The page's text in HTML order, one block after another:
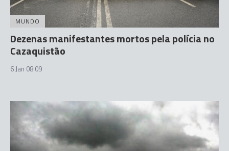
MUNDO
Dezenas manifestantes mortos pela polícia no
Cazaquistão
6 Jan 08:09